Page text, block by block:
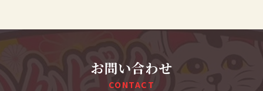
お問い合わせ
CONTACT